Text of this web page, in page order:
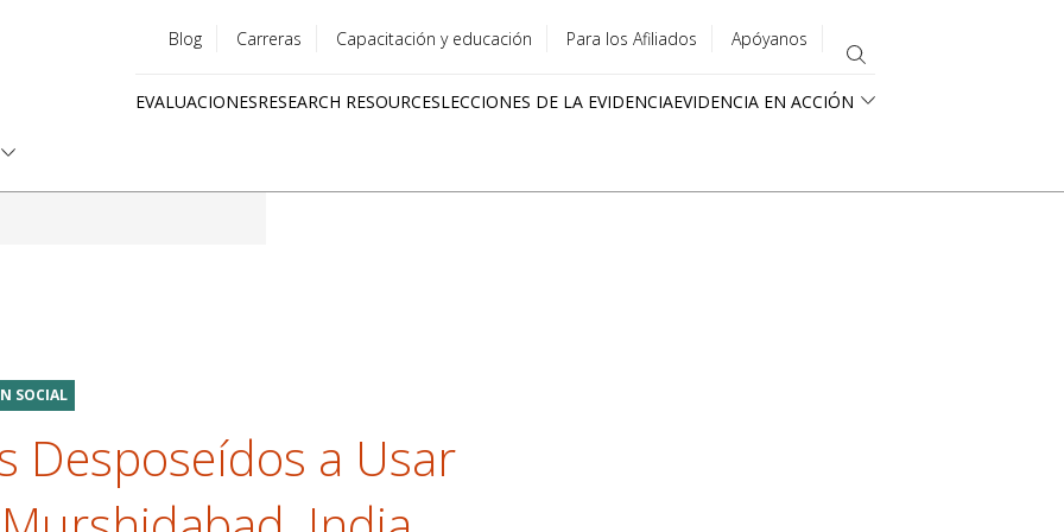
menu
Blog Carreras Capacitación y educación Para los Afiliados Apóyanos
EVALUACIONESRESEARCH RESOURCESLECCIONES DE LA EVIDENCIAEVIDENCIA EN ACCIÓN
SOCIAL
Desposeídos a Usar